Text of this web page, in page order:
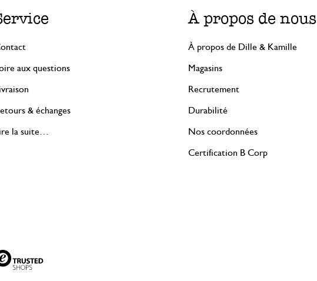
aux questions
& échanges
la suite…
À propos de nous
À propos de Dille & Kamille
Magasins
Recrutement
Durabilité
Nos coordonnées
Certification B Corp